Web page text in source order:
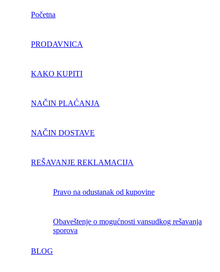
Početna
PRODAVNICA
KAKO KUPITI
NAČIN PLAĆANJA
NAČIN DOSTAVE
REŠAVANJE REKLAMACIJA
pravo na odustanak od kupovine
obaveštenje o mogućnosti vansudkog rešavanja
sporova
BLOG